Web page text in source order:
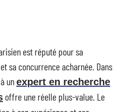
est réputé pour sa
sa concurrence acharnée. Dans
unexpert en recherche
offre une réelle plus-value. Le